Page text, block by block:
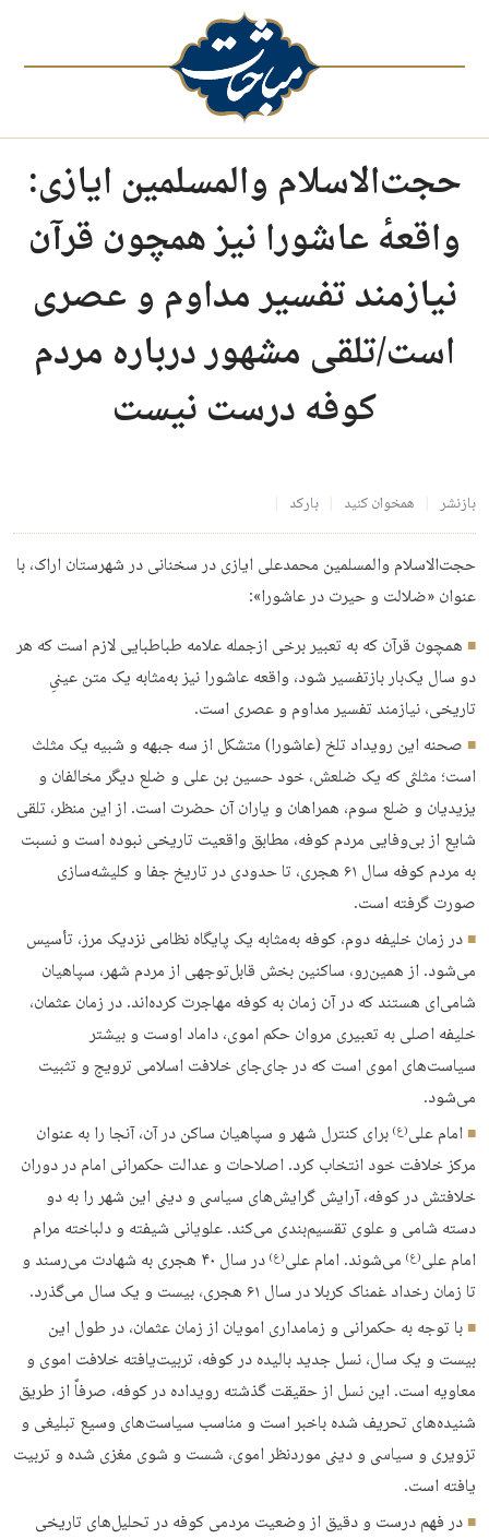
حجت‌الاسلام والمسلمین ایازی:
واقعهٔ عاشورا نیز همچون قرآن
نیازمند تفسیر مداوم و عصری
است/تلقی مشهور درباره مردم
کوفه درست نیست
بازنشر همخوان کنید بارکد
حجت‌الاسلام والمسلمین محمدعلی ایازی در سخنانی در شهرستان اراک، با
عنوان «ضلالت و حیرت در عاشورا»:
همچون قرآن که به تعبیر برخی ازجمله علامه طباطبایی لازم است که هر
دو سال یک‌بار بازتفسیر شود، واقعه عاشورا نیز به‌مثابه یک متن عینیِ
تاریخی، نیازمند تفسیر مداوم و عصری است.
صحنه این رویداد تلخ (عاشورا) متشکل از سه جبهه و شبیه یک مثلث
است؛ مثلثی که یک ضلعش، خود حسین بن علی و ضلع دیگر مخالفان و
یزیدیان و ضلع سوم، همراهان و یاران آن حضرت است. از این منظر، تلقی
شایع از بی‌وفایی مردم کوفه، مطابق واقعیت تاریخی نبوده است و نسبت
به مردم کوفه سال ۶۱ هجری، تا حدودی در تاریخ جفا و کلیشه‌سازی
صورت گرفته است.
در زمان خلیفه دوم، کوفه به‌مثابه یک پایگاه نظامی نزدیک مرز، تأسیس
می‌شود. از همین‌رو، ساکنین بخش قابل‌توجهی از مردم شهر، سپاهیان
شامی‌ای هستند که در آن زمان به کوفه مهاجرت کرده‌اند. در زمان عثمان،
خلیفه اصلی به تعبیری مروان حکم اموی، داماد اوست و بیشتر
سیاست‌های اموی است که در جای‌جای خلافت اسلامی ترویج و تثبیت
می‌شود.
امام علی(ع) برای کنترل شهر و سپاهیان ساکن در آن، آنجا را به عنوان
مرکز خلافت خود انتخاب کرد. اصلاحات و عدالت حکمرانی امام در دوران
خلافتش در کوفه، آرایش گرایش‌های سیاسی و دینی این شهر را به دو
دسته شامی و علوی تقسیم‌بندی می‌کند. علویانی شیفته و دلباخته مرام
امام علی(ع) می‌شوند. امام علی(ع)
در سال ۴۰ هجری به شهادت می‌رسند و
تا زمان رخداد غمناک کربلا در سال ۶۱ هجری، بیست و یک سال می‌گذرد.
با توجه به حکمرانی و زمامداری امویان از زمان عثمان، در طول این
بیست و یک سال، نسل جدید بالیده در کوفه، تربیت‌یافته‌ خلافت اموی و
معاویه است. این نسل از حقیقت گذشته‌ رویداده در کوفه، صرفاً از طریق
شنیده‌های تحریف شده باخبر است و مناسب سیاست‌های وسیع تبلیغی و
تزویری و سیاسی و دینی موردنظر اموی، شست و شوی مغزی شده و تربیت
یافته است.
در فهم درست و دقیق از وضعیت مردمی کوفه در تحلیل‌های تاریخی